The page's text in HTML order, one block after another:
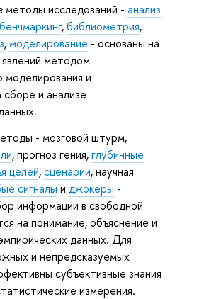
методы исследований - анализ
бенчмаркинг,библиометрия,
, моделирование - основаны на
методом
моделирования и
и анализе
- мозговой штурм,
, прогноз гения,глубинные
целей,сценарии, научная
сигналы и джокеры -
информации в свободной
на понимание, объяснение и
данных. Для
и непредсказуемых
субъективные знания
измерения.